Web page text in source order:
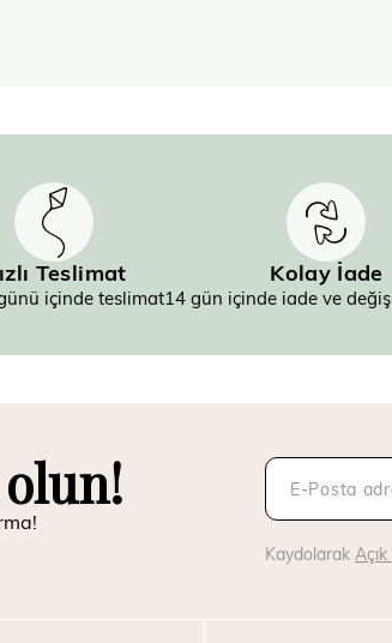
Teslimat
içinde teslimat
Kolay İade
14 gün içinde iade ve
Kaydolarak Açık